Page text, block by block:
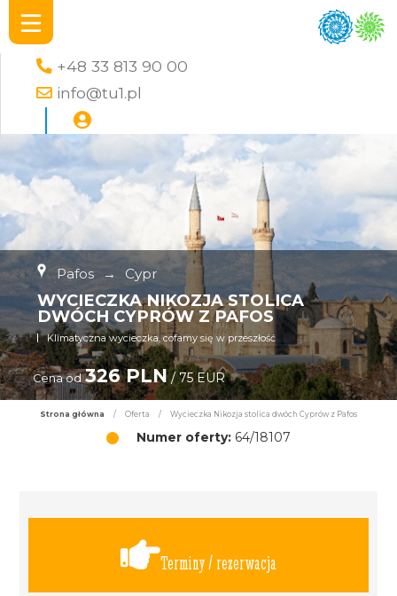
+48 33 813 90 00
info@tu1.pl
Pafos → Cypr
WYCIECZKA NIKOZJA STOLICA
DWÓCH CYPRÓW Z PAFOS
Klimatyczna wycieczka, cofamy się w przeszłość
Cena od 326 PLN/ 75 EUR
Strona główna / Oferta / Wycieczka Nikozja stolica dwóch Cyprów z Pafos
Numer oferty: 64/18107
Terminy / rezerwacja